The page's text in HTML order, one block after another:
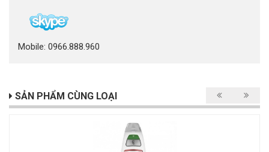
Mobile: 0966.888.960
SẢN PHẨM CÙNG LOẠI